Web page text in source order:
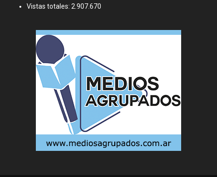
Vistas totales: 2.907.670